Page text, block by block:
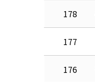
178
177
176